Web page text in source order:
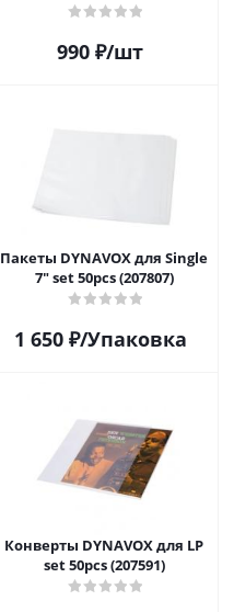
(25 шт)
990 ₽/шт
Пакеты DYNAVOX для Single
7" set 50pcs (207807)
1 650₽/Упаковка
Конверты DYNAVOX для LP
set 50pcs (207591)